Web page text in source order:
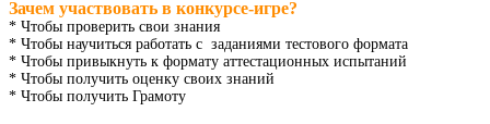
Зачем участвовать в конкурсе-игре?
* Чтобы проверить свои знания
* Чтобы научиться работать с заданиями тестового формата
* Чтобы привыкнуть к формату аттестационных испытаний
* Чтобы получить оценку своих знаний
* Чтобы получить Грамоту